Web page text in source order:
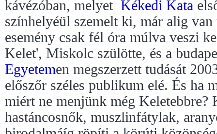
kávézóban, melyet Kékedi Kata
színhelyéül szemelt ki, már alig
esemény csak fél óra múlva veszi
Kelet', Miskolc szülötte, és a
Egyetemen megszerzett tudását
előszőr széles publikum elé. És ha
miért ne menjünk még Keletebbre?
hastáncosnők, muszlinfátylak,